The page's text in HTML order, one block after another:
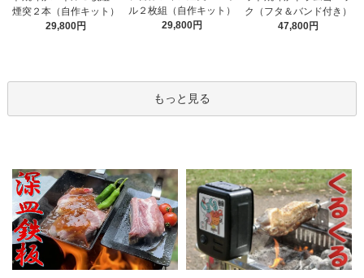
煙突２本（自作キット）
29,800円
ル２枚組（自作キット）
29,800円
ク（フタ＆バンド付き）
47,800円
もっと見る